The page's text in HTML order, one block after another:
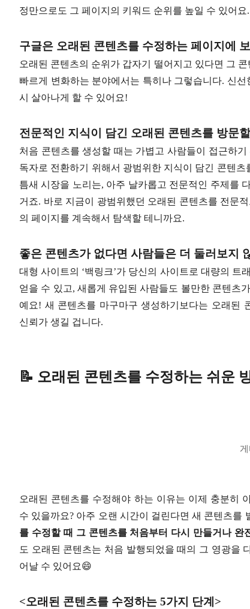
정만으로도 그 페이지의 키워드 순위를 높일 수 있어
구글은 오래된 콘텐츠를 수정하는 페이지에
오래된 콘텐츠의 순위가 갑자기 떨어지고 있다면 그
빠르게 변화하는 분야에서는 특히나 그렇습니다. 신
시 살아나게 할 수 있어요!
전문적인 지식이 담긴 오래된 콘텐츠를 방문
처음 콘텐츠를 생성할 때는 가볍고 사람들이 접근하
독자로 전환하기 위해서 광범위한 지식이 담긴 콘텐
틈새 시장을 노리는, 아주 날카롭고 전문적인 주제를
거죠. 바로 지금이 광범위했던 오래된 콘텐츠를 전문
의 페이지를 계속해서 탐색할 테니까요.
좋은 콘텐츠가 없다면 사람들은 더 둘러보지
대형 사이트의 ‘백링크’가 당신의 사이트로 대량의
얻을 수 있고, 새롭게 유입된 사람들도 볼만한 콘텐츠
예요! 새 콘텐츠를 마구마구 생성하기보다는 오래된
신뢰가 생길 겁니다.
📝 오래된 콘텐츠를 수정하는 쉬운
오래된 콘텐츠를 수정해야 하는 이유는 이제 충분히
수 있을까요? 아주 오랜 시간이 걸린다면 새 콘텐츠
를 수정할 때 그 콘텐츠를 처음부터 다시 만들거나 완
도 오래된 콘텐츠는 처음 발행되었을 때의 그 영광을
어날 수 있어요😄
<오래된 콘텐츠를 수정하는 5가지 단계>